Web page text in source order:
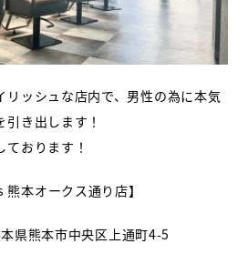
リッシュな店内で、男性の為に本気
き出します！
おります！
本オークス通り店】
県熊本市中央区上通町4-5